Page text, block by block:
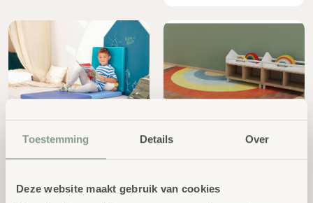
Toestemming Details Over
Deze website maakt gebruik van cookies
Opvouwbare Gymmat
Vanaf:
BTW
Regenboog kleed
€314,00 excl.